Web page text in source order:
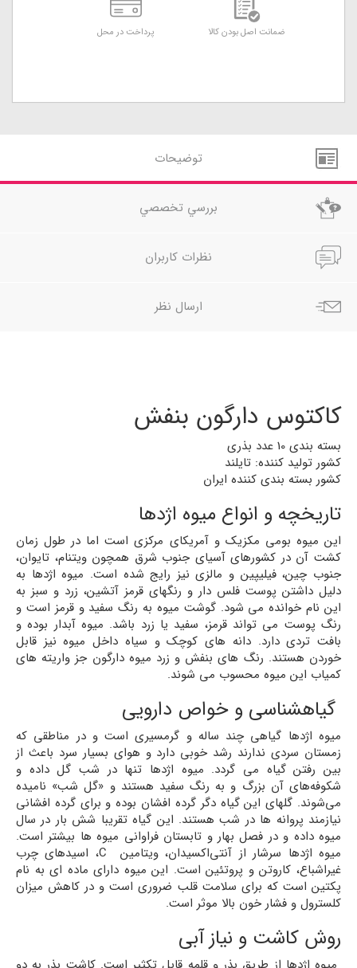
ضمانت اصل بودن کالا پرداخت در محل
توضيحات
بررسي تخصصي
نظرات کاربران
ارسال نظر
کاکتوس دارگون بنفش
بسته بندی 10 عدد بذری
کشور تولید کننده: تایلند
کشور بسته بندی کننده ایران
تاریخچه و انواع میوه اژدها
این میوه بومی مکزیک و آمریکای مرکزی است اما در طول زمان
کشت آن در کشورهای آسیای جنوب شرق همچون ویتنام، تایوان،
جنوب چین، فیلیپین و مالزی نیز رایج شده است. میوه اژدها به
دلیل داشتن پوست فلس دار و رنگهای قرمز آتشین، زرد و سبز به
این نام خوانده می شود. گوشت میوه به رنگ سفید و قرمز است و
رنگ پوست می تواند قرمز، سفید یا زرد باشد. میوه آبدار بوده و
بافت تردی دارد. دانه های کوچک و سیاه داخل میوه نیز قابل
خوردن هستند. رنگ های بنفش و زرد میوه دارگون جز واریته های
کمیاب این میوه محسوب می شوند.
گیاهشناسی و خواص دارویی
میوه اژدها گیاهی چند ساله و گرمسیری است و در مناطقی که
زمستان سردی ندارند رشد خوبی دارد و هوای بسیار سرد باعث از
بین رفتن گیاه می گردد. میوه اژدها تنها در شب گل داده و
شکوفه‌های آن بزرگ و به رنگ سفید هستند و «گل شب» نامیده
می‌شوند. گلهای این گیاه دگر گرده افشان بوده و برای گرده افشانی
نیازمند پروانه ها در شب هستند. این گیاه تقریبا شش بار در سال
میوه داده و در فصل بهار و تابستان فراوانی میوه ها بیشتر است.
میوه اژدها سرشار از آنتی‌اکسیدان، ویتامین C، اسیدهای چرب
غیراشباع، کاروتن و پروتئین است. این میوه دارای ماده ای به ‌نام
پکتین است که برای سلامت قلب ضروری است و در کاهش میزان
کلسترول و فشار خون بالا موثر است.
روش کاشت و نیاز آبی